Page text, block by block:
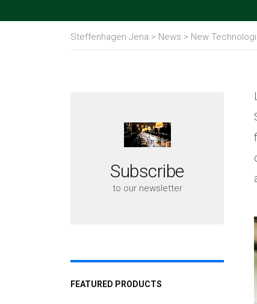
Steffenhagen Jena > News > New
Subscribe
to our newsletter
FEATURED PRODUCTS